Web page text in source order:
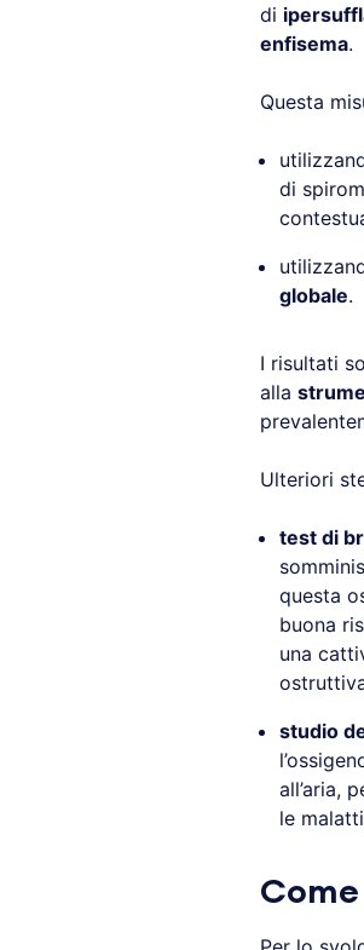
di
enfisema.
Questa
di
globale.
I risultati
alla
Ulteriori
test di
questa
buona
una
studio
all’aria,
le